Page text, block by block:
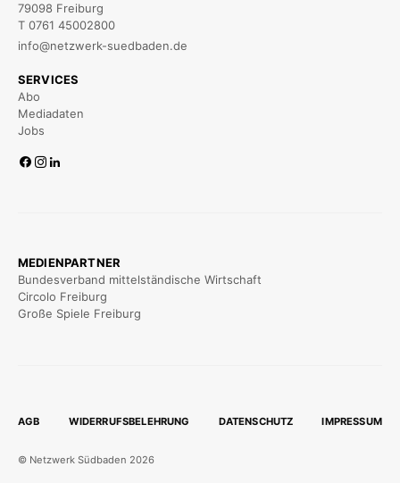
79098 Freiburg
T 0761 45002800
info@netzwerk-suedbaden.de
SERVICES
Abo
Mediadaten
Jobs
MEDIENPARTNER
Bundesverband mittelständische Wirtschaft
Circolo Freiburg
Große Spiele Freiburg
AGB WIDERRUFSBELEHRUNG DATENSCHUTZ IMPRESSUM
© Netzwerk Südbaden 2026